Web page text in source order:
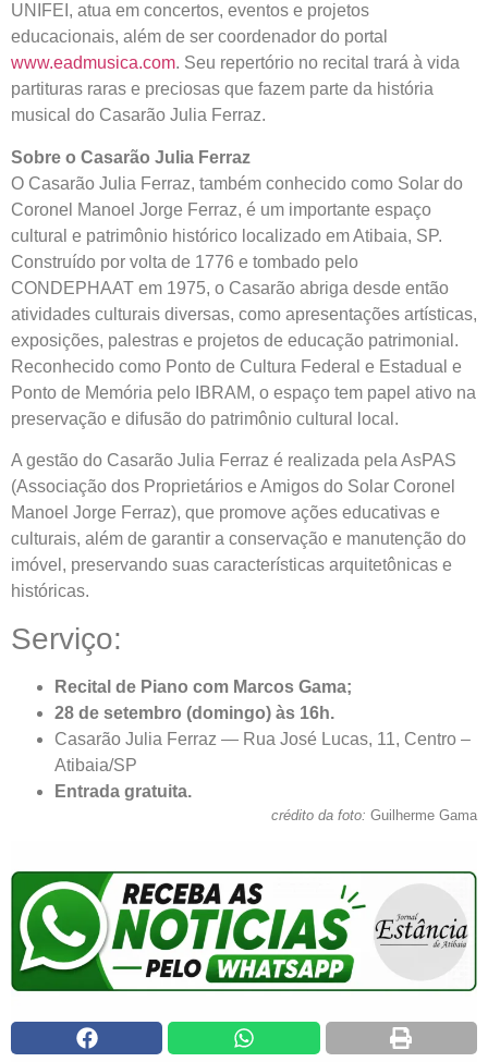
UNIFEI, atua em concertos, eventos e projetos
educacionais, além de ser coordenador do portal
www.eadmusica.com. Seu repertório no recital trará à vida
partituras raras e preciosas que fazem parte da história
musical do Casarão Julia Ferraz.
Sobre o Casarão Julia Ferraz
O Casarão Julia Ferraz, também conhecido como Solar do
Coronel Manoel Jorge Ferraz, é um importante espaço
cultural e patrimônio histórico localizado em Atibaia, SP.
Construído por volta de 1776 e tombado pelo
CONDEPHAAT em 1975, o Casarão abriga desde então
atividades culturais diversas, como apresentações artísticas,
exposições, palestras e projetos de educação patrimonial.
Reconhecido como Ponto de Cultura Federal e Estadual e
Ponto de Memória pelo IBRAM, o espaço tem papel ativo na
preservação e difusão do patrimônio cultural local.
A gestão do Casarão Julia Ferraz é realizada pela AsPAS
(Associação dos Proprietários e Amigos do Solar Coronel
Manoel Jorge Ferraz), que promove ações educativas e
culturais, além de garantir a conservação e manutenção do
imóvel, preservando suas características arquitetônicas e
históricas.
Serviço:
Recital de Piano com Marcos Gama;
28 de setembro (domingo) às 16h.
Casarão Julia Ferraz — Rua José Lucas, 11, Centro –
Atibaia/SP
Entrada gratuita.
crédito da foto: Guilherme Gama